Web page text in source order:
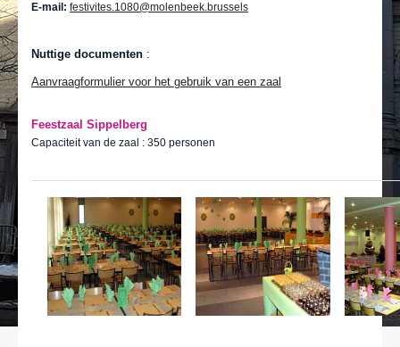
E-mail: festivites.1080@molenbeek.brussels
Nuttige documenten :
Aanvraagformulier voor het gebruik van een zaal
Feestzaal Sippelberg
Capaciteit van de zaal : 350 personen